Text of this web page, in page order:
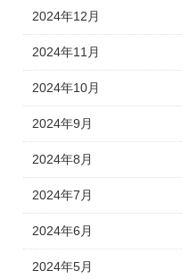
2024年12月
2024年11月
2024年10月
2024年9月
2024年8月
2024年7月
2024年6月
2024年5月